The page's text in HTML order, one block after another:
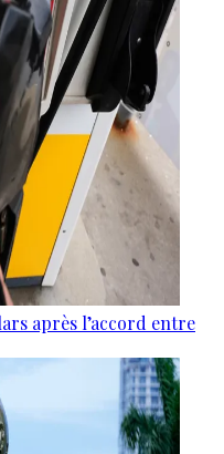
après l’accord entre